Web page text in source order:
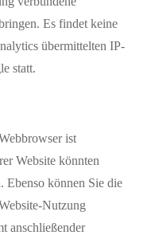
Es findet keine
übermittelten IP-
statt.
ist
Website könnten
Ebenso können Sie die
Nutzung
anschließender